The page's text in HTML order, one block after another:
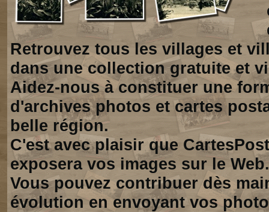
Retrouvez tous les villages et
dans une collection gratuite et
Aidez-nous à constituer une
d'archives photos et cartes
belle région.
C'est avec plaisir que
exposera vos images sur le Web.
Vous pouvez contribuer dès
évolution en envoyant vos